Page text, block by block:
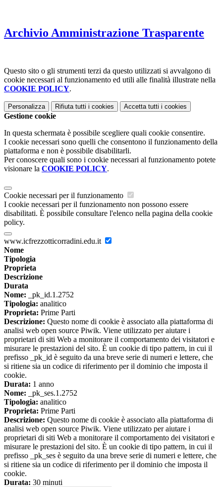
Archivio Amministrazione Trasparente
Questo sito o gli strumenti terzi da questo utilizzati si avvalgono di
cookie necessari al funzionamento ed utili alle finalità illustrate nella
COOKIE POLICY.
Personalizza Rifiuta tutti i cookies Accetta tutti i cookies
Gestione cookie
In questa schermata è possibile scegliere quali cookie consentire.
I cookie necessari sono quelli che consentono il funzionamento della
piattaforma e non è possibile disabilitarli.
Per conoscere quali sono i cookie necessari al funzionamento potete
visionare la COOKIE POLICY.
Cookie necessari per il funzionamento
I cookie necessari per il funzionamento non possono essere
disabilitati. È possibile consultare l'elenco nella pagina della cookie
policy.
www.icfrezzotticorradini.edu.it
Nome
Tipologia
Proprieta
Descrizione
Durata
Nome: _pk_id.1.2752
Tipologia: analitico
Proprieta: Prime Parti
Descrizione: Questo nome di cookie è associato alla piattaforma di
analisi web open source Piwik. Viene utilizzato per aiutare i
proprietari di siti Web a monitorare il comportamento dei visitatori e
misurare le prestazioni del sito. È un cookie di tipo pattern, in cui il
prefisso _pk_id è seguito da una breve serie di numeri e lettere, che
si ritiene sia un codice di riferimento per il dominio che imposta il
cookie.
Durata: 1 anno
Nome: _pk_ses.1.2752
Tipologia: analitico
Proprieta: Prime Parti
Descrizione: Questo nome di cookie è associato alla piattaforma di
analisi web open source Piwik. Viene utilizzato per aiutare i
proprietari di siti Web a monitorare il comportamento dei visitatori e
misurare le prestazioni del sito. È un cookie di tipo pattern, in cui il
prefisso _pk_ses è seguito da una breve serie di numeri e lettere, che
si ritiene sia un codice di riferimento per il dominio che imposta il
cookie.
Durata: 30 minuti